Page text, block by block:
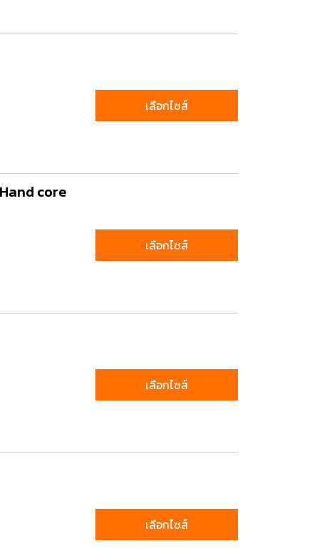
เลือกไซส์
core
เลือกไซส์
เลือกไซส์
เลือกไซส์